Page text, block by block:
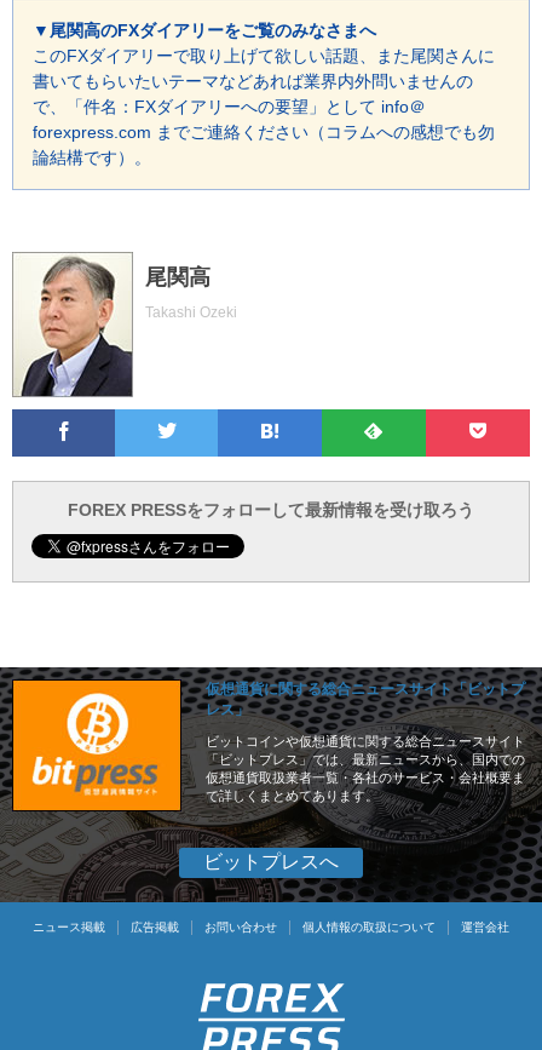
▼尾関高のFXダイアリーをご覧のみなさまへ
このFXダイアリーで取り上げて欲しい話題、また尾関さんに
書いてもらいたいテーマなどあれば業界内外問いませんの
で、「件名：FXダイアリーへの要望」として info＠
forexpress.com までご連絡ください（コラムへの感想でも勿
論結構です）。
尾関高
Takashi Ozeki
Facebook Twitter
て
ブ
で
ォ
ロ
ー
で
と
で
FOREX PRESSをフォローして最新情報を受け取ろう
仮想通貨に関する総合ニュースサイト「ビットプ
レス」
ビットコインや仮想通貨に関する総合ニュースサイト
「ビットプレス」では、最新ニュースから、国内での
仮想通貨取扱業者一覧・各社のサービス・会社概要ま
で詳しくまとめてあります。
ビットプレスへ
ニュース掲載 広告掲載 お問い合わせ 個人情報の取扱について 運営会社